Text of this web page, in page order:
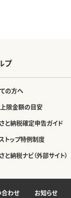
プ
の方へ
限金額の目安
と納税確定申告ガイド
トップ特例制度
と納税ナビ（外部サイト）
わせ お知らせ